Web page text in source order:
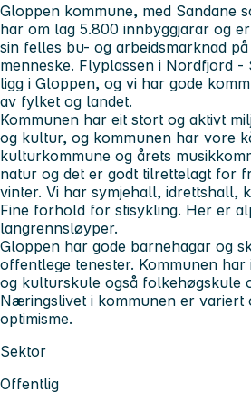
Gloppen kommune, med Sandane
har om lag 5.800 innbyggjarar og
sin felles bu- og arbeidsmarknad
menneske. Flyplassen i Nordfjord -
ligg i Gloppen, og vi har gode
av fylket og landet.
Kommunen har eit stort og aktivt
og kultur, og kommunen har vore
kulturkommune og årets
natur og det er godt tilrettelagt for
vinter. Vi har symjehall, idrettshall,
Fine forhold for stisykling. Her er
langrennsløyper.
Gloppen har gode barnehagar og
offentlege tenester. Kommunen
og kulturskule også folkehøgskule
Næringslivet i kommunen er variert
optimisme.
Sektor
Offentlig